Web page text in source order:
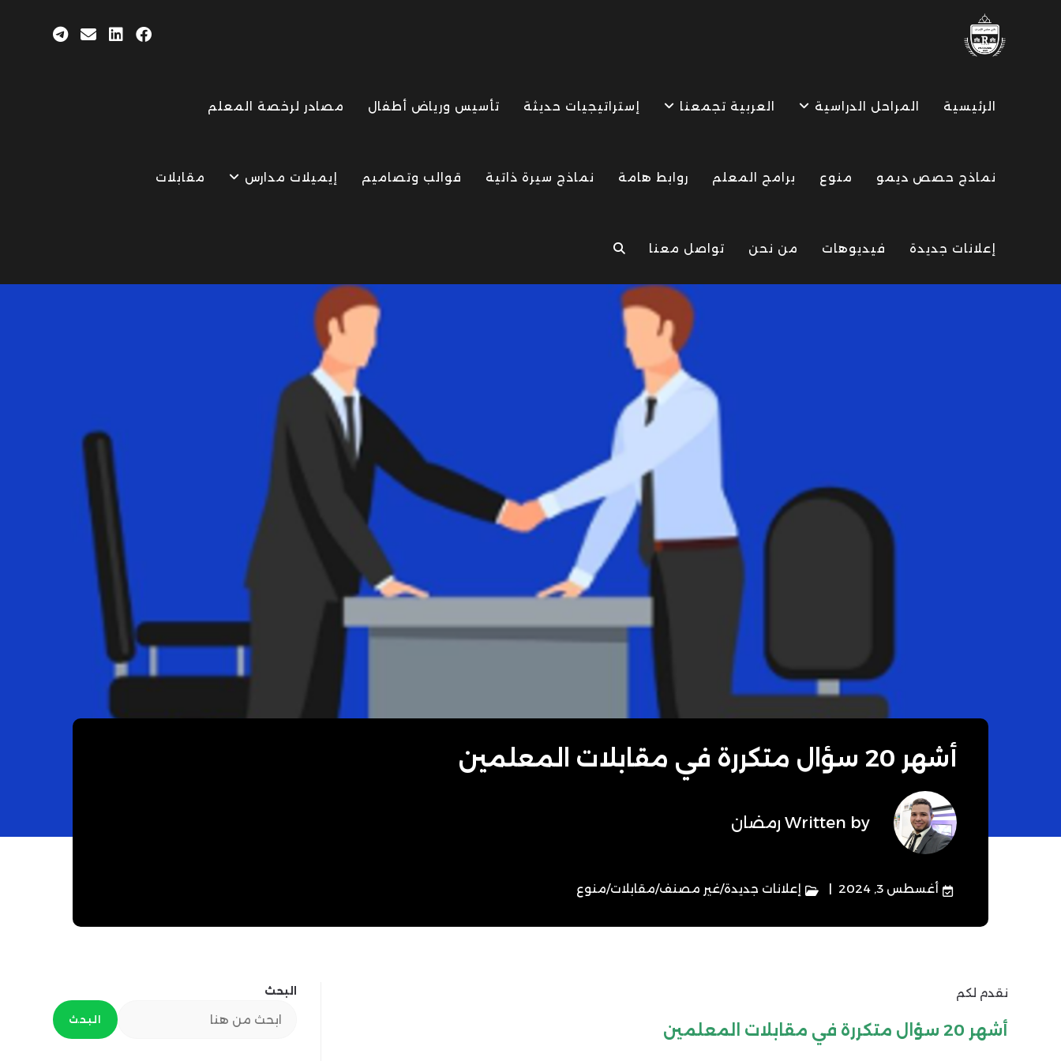
الرئيسية المراحل الدراسية العربية تجمعنا إستراتيجيات حديثة تأسيس ورياض أطفال مصادر لرخصة المعلم
نماذج حصص ديمو منوع برامج المعلم روابط هامة نماذج سيرة ذاتية قوالب وتصاميم إيميلات مدارس مقابلات
إعلانات جديدة فيديوهات من نحن تواصل معنا TOGGLE
WEBSITE
أشهر 20 سؤال متكررة في مقابلات المعلمين
Written by رمضان
أغسطس 3, 2024 إعلانات جديدة/غير مصنف/مقابلات/منوع
نقدم لكم
أشهر 20 سؤال متكررة في مقابلات المعلمين
البحث
البحث